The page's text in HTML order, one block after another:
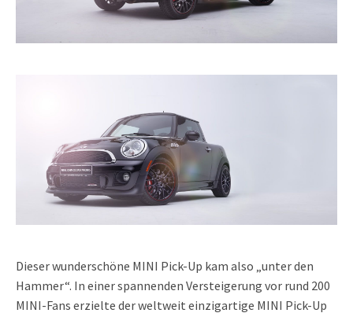
Dieser wunderschöne MINI Pick-Up kam also „unter den
Hammer“. In einer spannenden Versteigerung vor rund 200
MINI-Fans erzielte der weltweit einzigartige MINI Pick-Up